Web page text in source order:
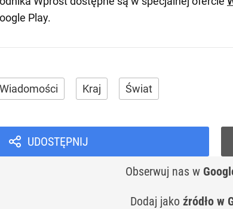
Play.
Wiadomości Kraj Świat
UDOSTĘPNIJ
Obserwuj nas w
Dodaj jako źródło w